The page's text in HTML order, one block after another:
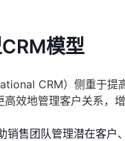
模型
CRM）侧重于提
效地管理客户关系，
销售团队管理潜在客户